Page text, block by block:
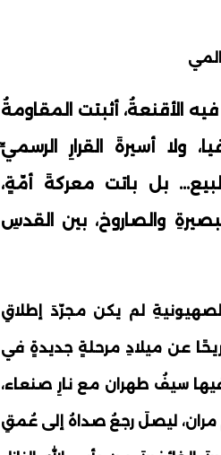
الأقنعةُ، أثبتت المقاومةُ
ولا أسيرةَ القرارِ الرسميِّ
بل باتت معركةَ أمّةٍ،
والصاروخ، بين القدسِ
الصهيونيةِ لم يكن مجرّدَ إطلاقِ
عن ميلادِ مرحلةٍ جديدةٍ في
سيفُ طهران مع نارِ صنعاء،
ليصلَ رجعُ صداهُ إلى عُمقِ